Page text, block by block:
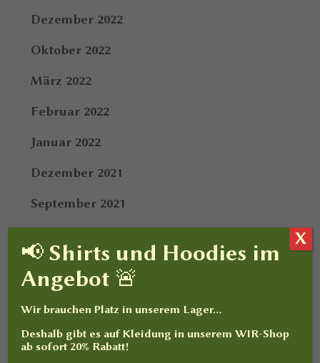
Dezember 2022
Oktober 2022
März 2022
Februar 2022
Januar 2022
Dezember 2021
September 2021
Juni 2020
August 2019
Dezember 2018
📢 Shirts und Hoodies im
Angebot 🚨
Wir brauchen Platz in unserem Lager…
Deshalb gibt es aufKleidung in unserem WIR-Shop
ab sofort 20% Rabatt!
X